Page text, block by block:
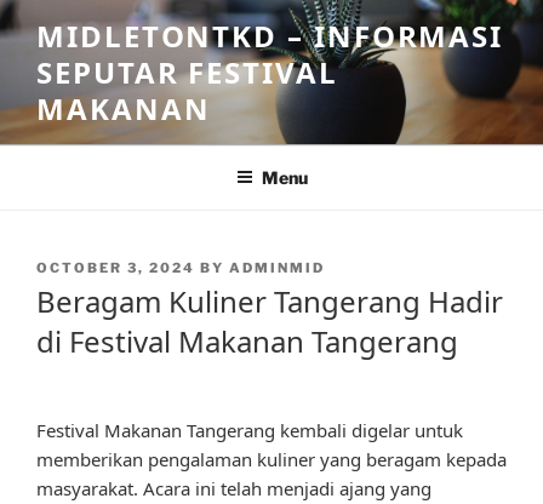
Skip
to
content
MIDLETONTKD – INFORMASI
SEPUTAR FESTIVAL
MAKANAN
Menu
POSTED
OCTOBER 3, 2024 BY ADMINMID
Beragam Kuliner Tangerang Hadir
di Festival Makanan Tangerang
Festival Makanan Tangerang kembali digelar untuk
memberikan pengalaman kuliner yang beragam kepada
masyarakat. Acara ini telah menjadi ajang yang